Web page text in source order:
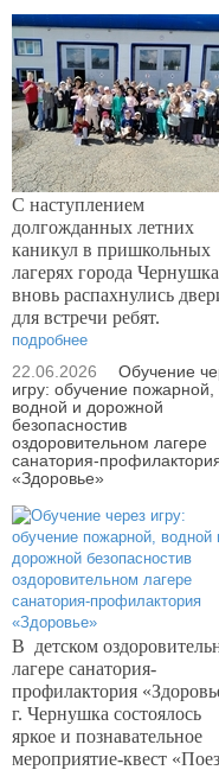
С наступлением
долгожданных летних
каникул в пришкольных
лагерях города Чернушка
вновь распахнулись
для встречи ребят.
подробнее
22.06.2026
Обучение
игру: обучение пожарной,
водной и дорожной
безопасностив
оздоровительном лагере
санатория-
«Здоровье»
В детском
лагере санатория-
профилактория
г. Чернушка состоялось
яркое и познавательное
мероприятие-квест